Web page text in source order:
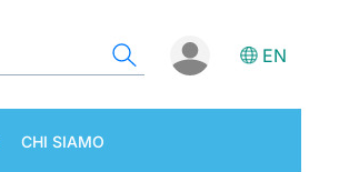
EN
CHI SIAMO